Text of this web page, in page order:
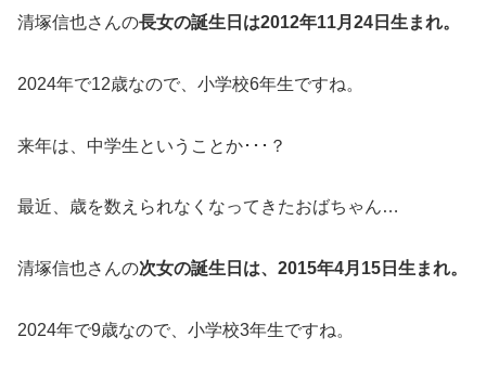
清塚信也さんの長女の誕生日は2012年11月24日生まれ。
2024年で12歳なので、小学校6年生ですね。
来年は、中学生ということか･･･？
最近、歳を数えられなくなってきたおばちゃん…
清塚信也さんの次女の誕生日は、2015年4月15日生まれ。
2024年で9歳なので、小学校3年生ですね。